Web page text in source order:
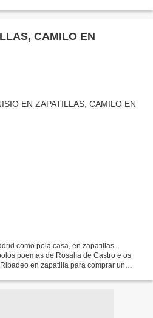
CAMILO EN
como pola casa, en zapatillas.
poemas de Rosalía de Castro e os
en zapatilla para comprar un